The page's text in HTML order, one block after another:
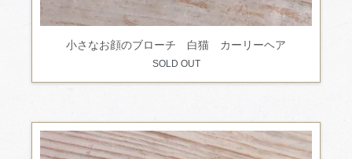
小さなお顔のブローチ 白猫 カーリーヘア
SOLD OUT